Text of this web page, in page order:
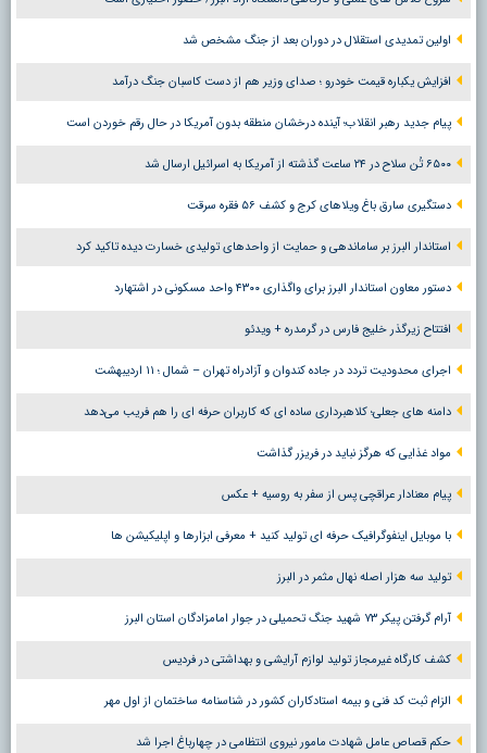
اولین تمدیدی استقلال در دوران بعد از جنگ مشخص شد
افزایش یکباره قیمت خودرو ؛ صدای وزیر هم از دست کاسبان جنگ درآمد
پیام جدید رهبر انقلاب؛ آینده درخشان منطقه بدون آمریکا در حال رقم خوردن است
۶۵۰۰ تُن سلاح در ۲۴ ساعت گذشته از آمریکا به اسرائیل ارسال شد
دستگیری سارق باغ ویلاهای کرج و کشف ۵۶ فقره سرقت
استاندار البرز بر ساماندهی و حمایت از واحدهای تولیدی خسارت دیده تاکید کرد
دستور معاون استاندار البرز برای واگذاری ۴۳۰۰ واحد مسکونی در اشتهارد
افتتاح زیرگذر خلیج فارس در گرمدره + ویدئو
اجرای محدودیت تردد در جاده کندوان و آزادراه تهران – شمال ؛ ١١ اردیبهشت
دامنه های جعلی؛ کلاهبرداری ساده ای که کاربران حرفه ای را هم فریب می‌دهد
مواد غذایی که هرگز نباید در فریزر گذاشت
پیام معنادار عراقچی پس از سفر به روسیه + عکس
با موبایل اینفوگرافیک حرفه ای تولید کنید + معرفی ابزارها و اپلیکیشن ها
تولید سه هزار اصله نهال مثمر در البرز
آرام گرفتن پیکر ۷۳ شهید جنگ تحمیلی در جوار امامزادگان استان البرز
کشف کارگاه غیرمجاز تولید لوازم آرایشی و بهداشتی در فردیس
الزام ثبت کد فنی و بیمه استادکاران کشور در شناسنامه ساختمان از اول مهر
حکم قصاص عامل شهادت مامور نیروی انتظامی در چهارباغ اجرا شد